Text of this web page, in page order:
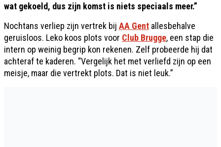
wat gekoeld, dus zijn komst is niets speciaals meer.”
Nochtans verliep zijn vertrek bij AA Gent allesbehalve
geruisloos. Leko koos plots voor Club Brugge, een stap die
intern op weinig begrip kon rekenen. Zelf probeerde hij dat
achteraf te kaderen. “Vergelijk het met verliefd zijn op een
meisje, maar die vertrekt plots. Dat is niet leuk.”